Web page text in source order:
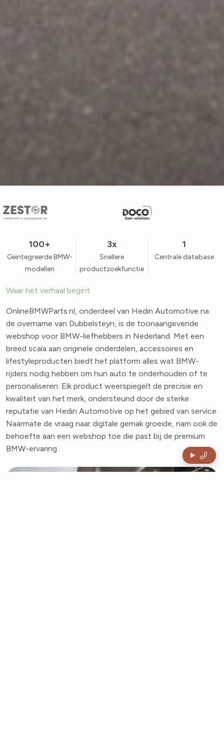
100+
Geïntegreerde BMW-
modellen
3x
Snellere
productzoekfunctie
1
Centrale database
Waar het verhaal begint
OnlineBMWParts.nl, onderdeel van Hedin Automotive na
de overname van Dubbelsteyn, is de toonaangevende
webshop voor BMW-liefhebbers in Nederland. Met een
breed scala aan originele onderdelen, accessoires en
lifestyleproducten biedt het platform alles wat BMW-
rijders nodig hebben om hun auto te onderhouden of te
personaliseren. Elk product weerspiegelt de precisie en
kwaliteit van het merk, ondersteund door de sterke
reputatie van Hedin Automotive op het gebied van service.
Naarmate de vraag naar digitale gemak groeide, nam ook de
behoefte aan een webshop toe die past bij de premium
BMW-ervaring.